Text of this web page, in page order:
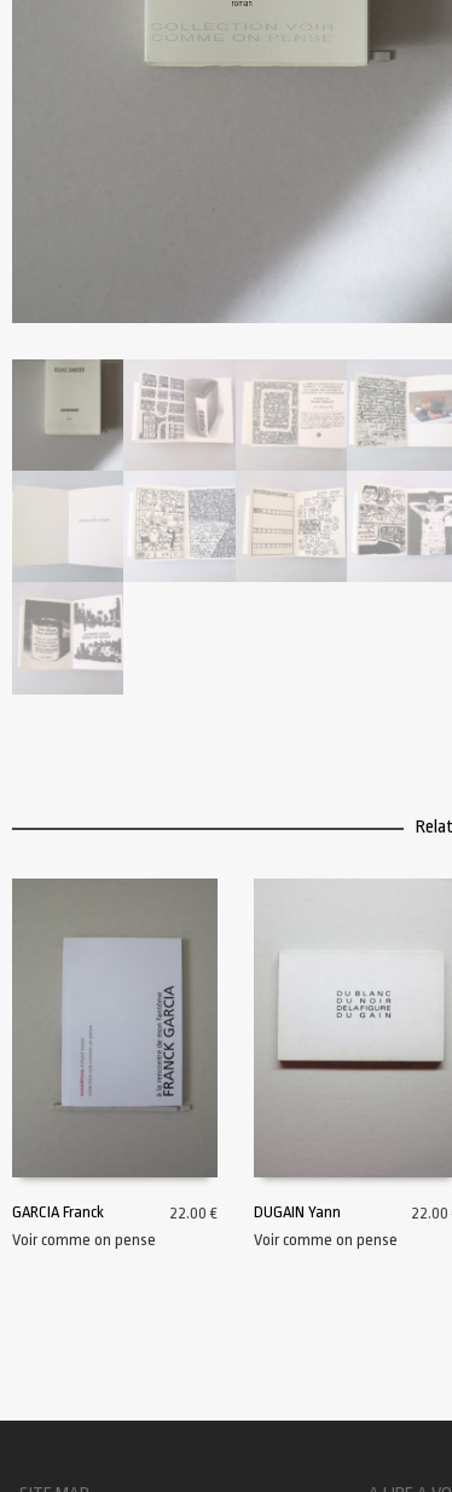
AJOUTER AU PANIER
GARCIA Franck
Voir comme on pense
22.00€
AJOUTER AU PANIER
DUGAIN Yann
Voir comme on pense
22.00